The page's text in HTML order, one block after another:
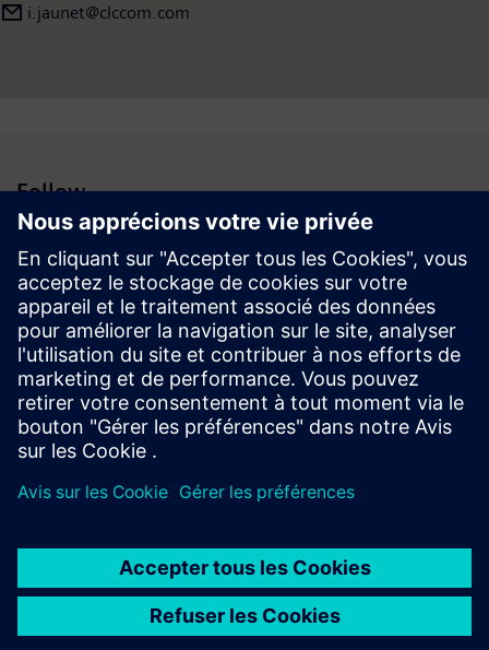
i.jaunet@clccom.com
Follow
Espace médias | Entreprise | Siemens
© Siemens 1996 – 2026
Information corporate
Vie privée
Conditions d’utilisation
Digital ID